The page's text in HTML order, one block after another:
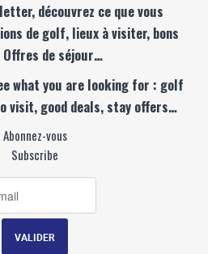
découvrez ce que vous
de golf, lieux à visiter, bons
Offres de séjour…
what you are looking for : golf
visit, good deals, stay offers…
Abonnez-vous
Subscribe